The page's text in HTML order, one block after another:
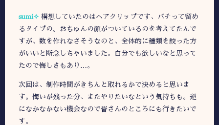
sumi✧ 構想していたのはヘアクリップです、パチって留め
るタイプの。おちゅんの顔がついているのを考えてたんで
すが、数を作れなさそうなのと、全体的に種類を絞った方
がいいと断念しちゃいました。自分でも欲しいなと思って
たので悔しさもあり…。
次回は、制作時間がきちんと取れるかで決めると思いま
す。悔いが残った分、またやりたいなという気持ちも。逆
になかなかない機会なので皆さんのところにも行きたいで
す。